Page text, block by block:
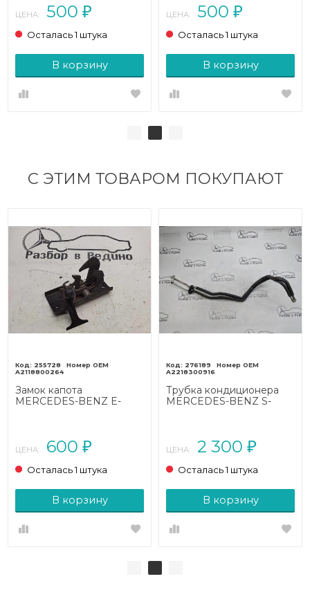
ЦЕНА: 500 ₽
Осталась 1 штука
В корзину
ЦЕНА: 500 ₽
Осталась 1 штука
В корзину
С ЭТИМ ТОВАРОМ ПОКУПАЮТ
255728
A2118800264
Замок капота
MERCEDES-BENZ E-
ЦЕНА: 600 ₽
Осталась 1 штука
В корзину
276189
A2218300916
Трубка кондиционера
MERCEDES-BENZ S-
ЦЕНА: 2 300 ₽
Осталась 1 штука
В корзину